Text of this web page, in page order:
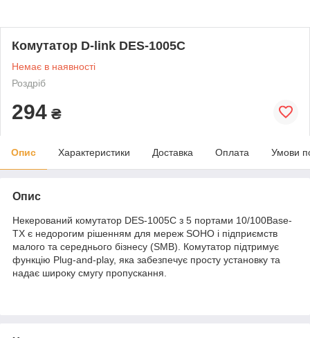
Комутатор D-link DES-1005C
Немає в наявності
Роздріб
294 ₴
Опис Характеристики Доставка Оплата Умови
Опис
Некерований комутатор DES-1005C з 5 портами 10/100Base-
TX є недорогим рішенням для мереж SOHO і підприємств
малого та середнього бізнесу (SMB). Комутатор підтримує
функцію Plug-and-play, яка забезпечує просту установку та
надає широку смугу пропускання.